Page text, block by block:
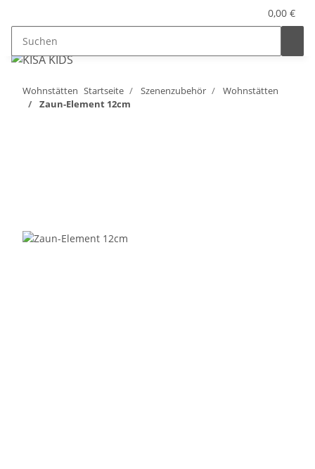
0,00 €
Wohnstätten Startseite Szenenzubehör
Wohnstätten
Zaun-Element 12cm